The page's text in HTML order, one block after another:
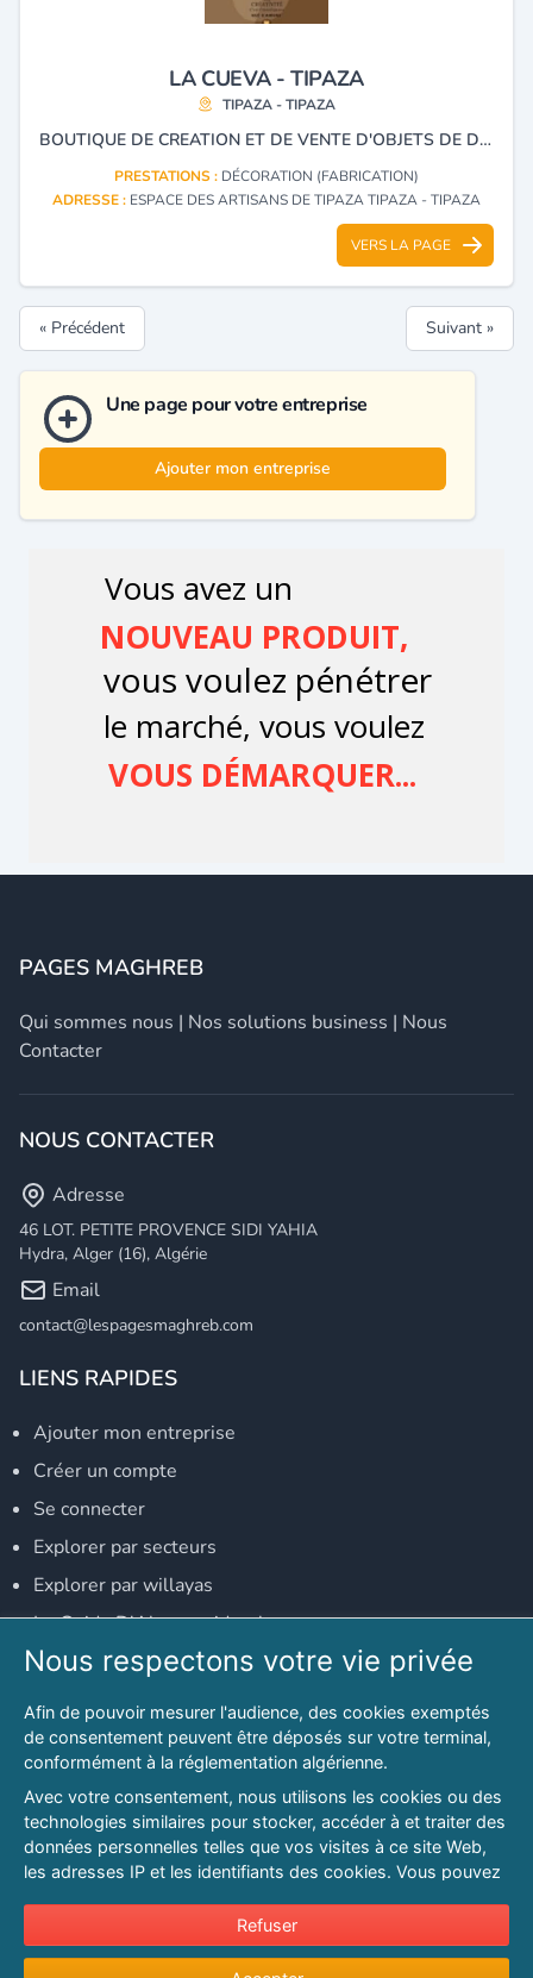
LA CUEVA - TIPAZA
TIPAZA - TIPAZA
BOUTIQUE DE CREATION ET DE VENTE D'OBJETS DE DECORATION AINSI QUE L'AMENAGEMENT D'INTERIEUR.
PRESTATIONS : DÉCORATION (FABRICATION)
ADRESSE : ESPACE DES ARTISANS DE TIPAZA TIPAZA - TIPAZA
VERS LA PAGE
« Précédent Suivant »
Une page pour votre entreprise
Ajouter mon entreprise
PAGES MAGHREB
Qui sommes nous | Nos solutions business | Nous
Contacter
NOUS CONTACTER
Adresse
46 LOT. PETITE PROVENCE SIDI YAHIA
Hydra, Alger (16), Algérie
Email
contact@lespagesmaghreb.com
LIENS RAPIDES
Ajouter mon entreprise
Créer un compte
Se connecter
Explorer par secteurs
Explorer par willayas
Le Guide D'Alger, guide-alger.com
NOS RÉSEAUX SOCIAUX
Notre page Facebook
Notre page LinkedIn
Notre page Instagram
Notre page Twitter
© 2026 PAGESMAGHREB.COM. ALL RIGHTS RESERVED
Conditions générales d'utilisation
Nous respectons votre vie privée
Afin de pouvoir mesurer l'audience, des cookies exemptés
de consentement peuvent être déposés sur votre terminal,
conformément à la réglementation algérienne.
Avec votre consentement, nous utilisons les cookies ou des
technologies similaires pour stocker, accéder à et traiter des
données personnelles telles que vos visites à ce site Web,
les adresses IP et les identifiants des cookies. Vous pouvez
sur l'intérêt légitime à tout moment en cliquant sur « Refuser
».
Refuser